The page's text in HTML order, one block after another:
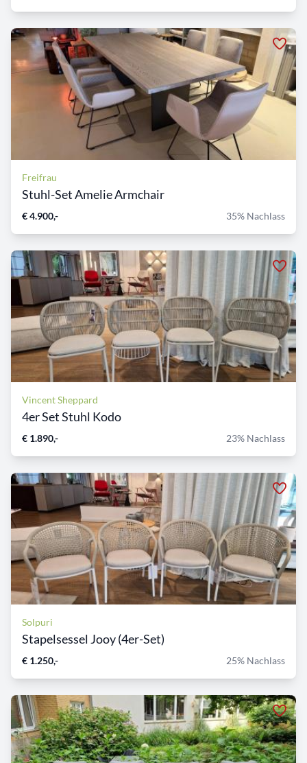
Freifrau
Stuhl-Set Amelie Armchair
€ 4.900,- 35% Nachlass
Vincent Sheppard
4er Set Stuhl Kodo
€ 1.890,- 23% Nachlass
Solpuri
Stapelsessel Jooy (4er-Set)
€ 1.250,- 25% Nachlass